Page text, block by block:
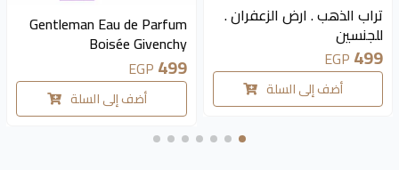
تراب الذهب . ارض الزعفران .
للجنسين
499
EGP
أضف إلى السلة
Gentleman Eau de Parfum
Boisée Givenchy
499
EGP
أضف إلى السلة